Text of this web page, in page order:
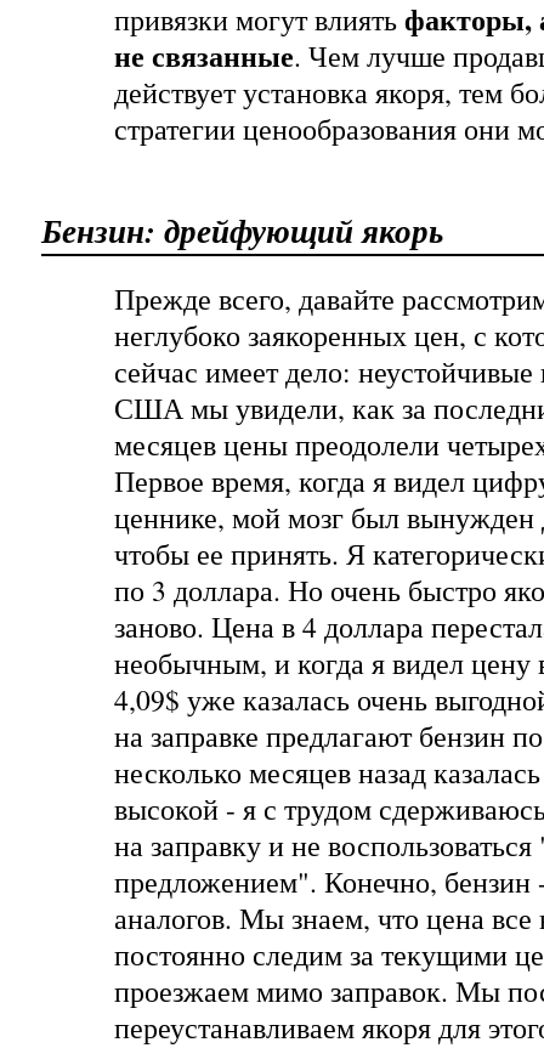
привязки могут влиятьфакторы,
не связанные. Чем лучше
действует установка якоря, тем
стратегии ценообразования они
Бензин: дрейфующий якорь
Прежде всего, давайте
неглубоко заякоренных цен, с
сейчас имеет дело:
США мы увидели, как за
месяцев цены преодолели
Первое время, когда я видел
ценнике, мой мозг был вынужден
чтобы ее принять. Я
по 3 доллара. Но очень быстро
заново. Цена в 4 доллара
необычным, и когда я видел цену
4,09$ уже казалась очень
на заправке предлагают бензин
несколько месяцев назад
высокой - я с трудом
на заправку и не
предложением". Конечно,
аналогов. Мы знаем, что цена все
постоянно следим за текущими
проезжаем мимо заправок. Мы
переустанавливаем якоря для